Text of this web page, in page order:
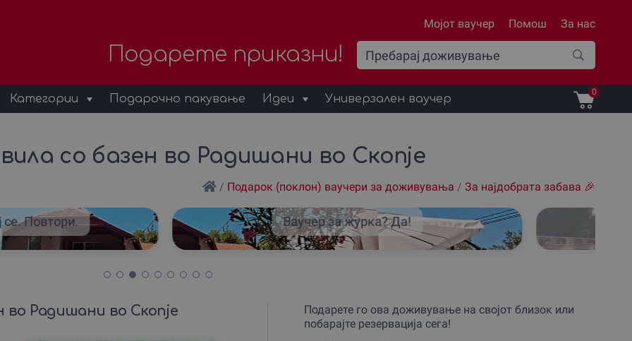
Мојот ваучер Помош За нас
Подарете приказни!
Категории Подарочно пакување Идеи Универзален ваучер
0
со базен во Радишани во Скопје
/ Подарок (поклон) ваучери за доживувања / За наjдобрата забава 🎉
се. Повтори. Ваучер за журка? Да!
Радишани во Скопје
Подарете го ова доживување на својот близок или
побарајте резервација сега!